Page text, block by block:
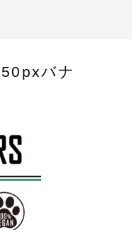
バナ